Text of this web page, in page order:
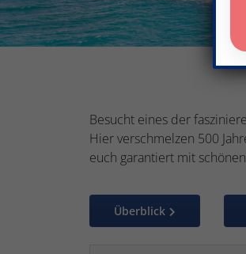
Besucht eines der
Hier verschmelzen 500
euch garantiert mit
Überblick